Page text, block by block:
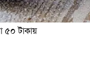
৫০ টাকায়